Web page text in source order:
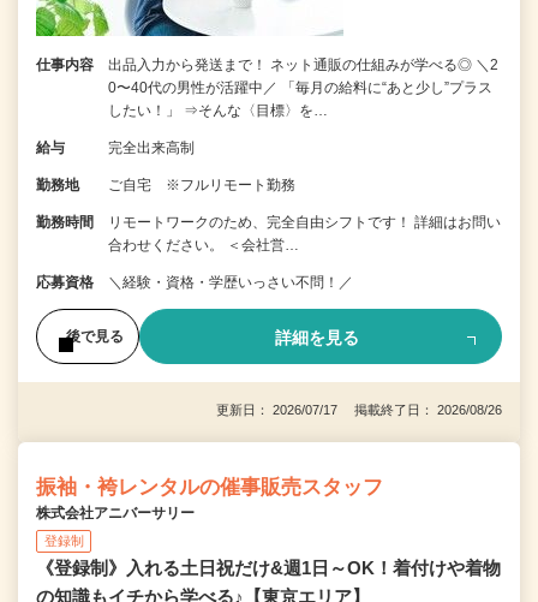
仕事内容
出品入力から発送まで！ ネット通販の仕組みが学べる◎ ＼2
0〜40代の男性が活躍中／ 「毎月の給料に“あと少し”プラス
したい！」 ⇒そんな〈目標〉を…
給与 完全出来高制
勤務地 ご自宅 ※フルリモート勤務
勤務時間
リモートワークのため、完全自由シフトです！ 詳細はお問い
合わせください。 ＜会社営…
応募資格 ＼経験・資格・学歴いっさい不問！／
後で見る 詳細を見る
更新日： 2026/07/17 掲載終了日： 2026/08/26
振袖・袴レンタルの催事販売スタッフ
株式会社アニバーサリー
登録制
《登録制》入れる土日祝だけ&週1日～OK！着付けや着物
の知識もイチから学べる♪【東京エリア】